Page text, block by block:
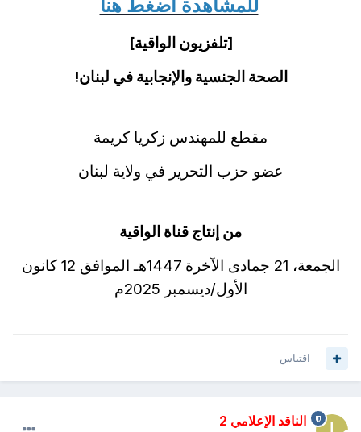
للمشاهدة اضغط هنا
[تلفزيون الواقية]
الصحة الجنسية والإنجابية في لبنان!
مقطع للمهندس زكريا كريمة
عضو حزب التحرير في ولاية لبنان
من إنتاج قناة الواقية
الجمعة، 21 جمادى الآخرة 1447هـ الموافق 12 كانون
الأول/ديسمبر 2025م
اقتباس
الناقد الإعلامي 2